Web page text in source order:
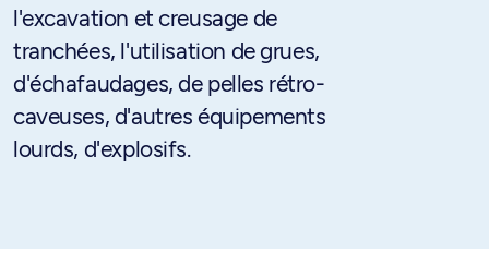
l'excavation et creusage de
tranchées, l'utilisation de grues,
d'échafaudages, de pelles rétro-
caveuses, d'autres équipements
lourds, d'explosifs.